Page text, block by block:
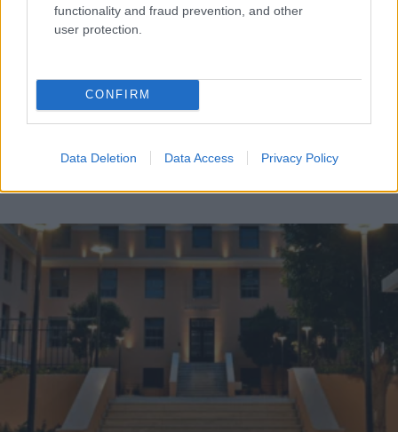
functionality and fraud prevention, and other
user protection.
CONFIRM
Data Deletion Data Access Privacy Policy
ΤΟΠΙΚΑ ΝΕΑ
Επιτροπή